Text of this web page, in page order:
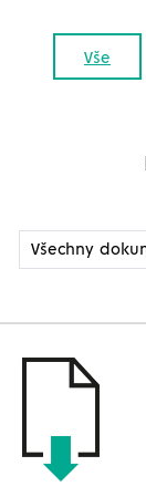
Vše